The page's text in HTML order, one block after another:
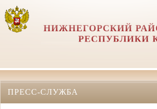
НИЖНЕГОРСКИЙ
РЕСПУБЛИКИ
ПРЕСС-СЛУЖБА